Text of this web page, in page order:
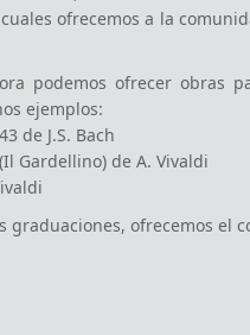
de J.S. Bach
Gardellino) de A. Vivaldi
graduaciones, ofrecemos el
director dominicano, la
exigente, les permite